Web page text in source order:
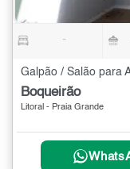
-
Galpão / Salão para
Boqueirão
Litoral - Praia Grande